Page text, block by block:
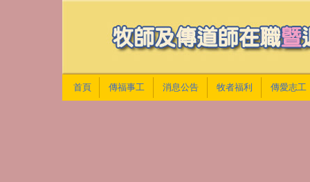
首頁 傳福事工 消息公告 牧者福利 傳愛志工